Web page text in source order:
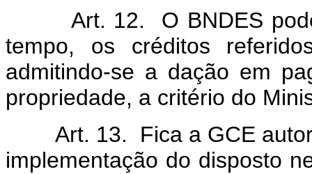
Art. 12. O BNDES
tempo, os créditos
admitindo-se a dação em
propriedade, a critério do
Art. 13. Fica a GCE
implementação do disposto